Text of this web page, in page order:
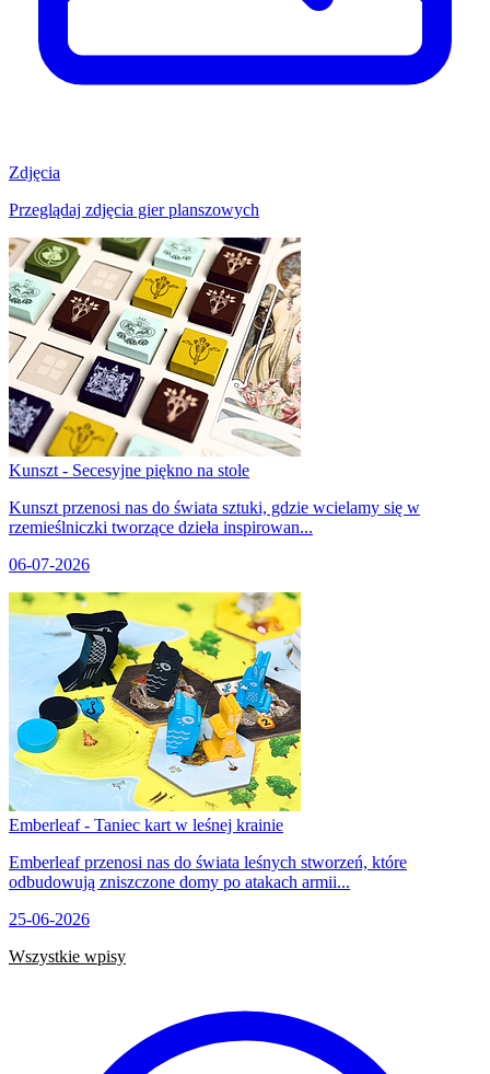
Zdjęcia
Przeglądaj zdjęcia gier planszowych
Kunszt - Secesyjne piękno na stole
Kunszt przenosi nas do świata sztuki, gdzie wcielamy się w
rzemieślniczki tworzące dzieła inspirowan...
06-07-2026
Emberleaf - Taniec kart w leśnej krainie
Emberleaf przenosi nas do świata leśnych stworzeń, które
odbudowują zniszczone domy po atakach armii...
25-06-2026
Wszystkie wpisy